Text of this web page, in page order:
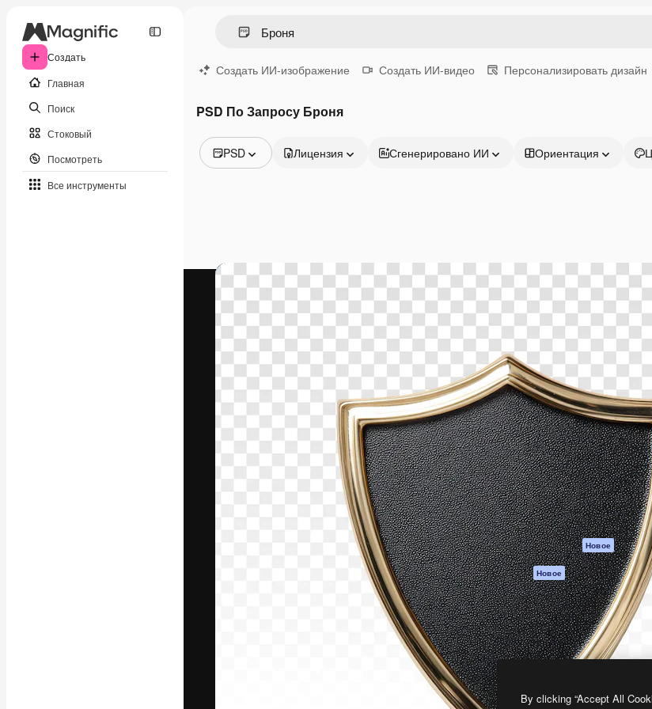
Создать
Главная
Поиск
Стоковый
Посмотреть
Все инструменты
Создать ИИ-изображение Создать ИИ-видео Персонализировать дизайн
PSD По Запросу Броня
PSD
Видео
Иконки
3D-модели
Шрифты
Лицензия Сгенерировано ИИ Ориентация
Креативная платформа для создания
ваших лучших работ. Более 1 миллиона
подписчиков среди креаторов,
предприятий, агентств и студий.
Pусский
Продукция
Spaces
ИИ-помощник
Генератор
изображений ИИ
Генератор видео
ИИ
Генератор голоса
на основе ИИ
Стоковый контент
MCP для
Claude/ChatGPT
Новое
Агенты Новое
API
Мобильное
приложение
Все инструменты
Magnific
cookie
Центр
By clicking “Accept All